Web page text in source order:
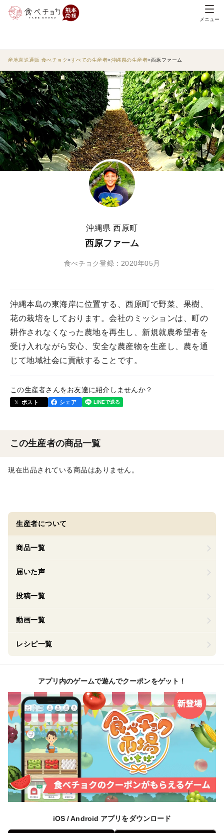
メニュー
産地直送通販 食べチョク すべての生産者 沖縄県の生産者 西原ファーム
沖縄県 西原町
西原ファーム
食べチョク登録：2020年05月
沖縄本島の東海岸に位置する、西原町で野菜、果樹、
花の栽培をしております。会社のミッションは、町の
耕作されなくなった農地を再生し、新規就農希望者を
受け入れながら安心、安全な農産物を生産し、農を通
じて地域社会に貢献することです。
この生産者さんをお友達に紹介しませんか？
ポスト シェア
この生産者の商品一覧
現在出品されている商品はありません。
生産者について
商品一覧
届いた声
投稿一覧
動画一覧
レシピ一覧
アプリ内のゲームで遊んでクーポンをゲット！
iOS / Android アプリをダウンロード